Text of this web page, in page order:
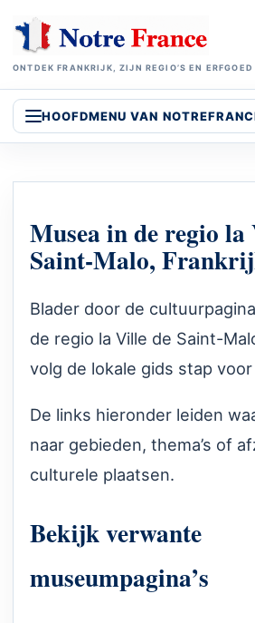
ONTDEK FRANKRIJK, ZIJN REGIO’S EN ERFGOED
HOOFDMENU VAN
Musea in de regio
Saint-Malo,
Blader door de
de regio la Ville de Saint-
volg de lokale gids stap
De links hieronder leiden
naar gebieden, thema’s of
culturele plaatsen.
Bekijk verwante
museumpagina’s